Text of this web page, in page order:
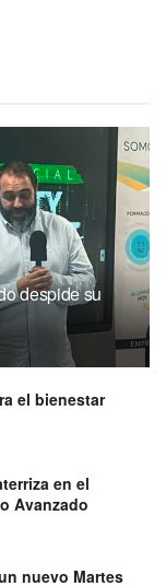
despide su
el bienestar
en el
Avanzado
nuevo Martes